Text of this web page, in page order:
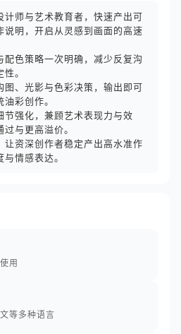
计师与艺术教育者，快速产出可
说明，开启从灵感到画面的高速
配色策略一次明确，减少反复沟
。
图、光影与色彩决策，输出即可
彩创作。
节强化，兼顾艺术表现力与效
与更高溢价。
让资深创作者稳定产出高水准作
情感表达。
用
等多种语言